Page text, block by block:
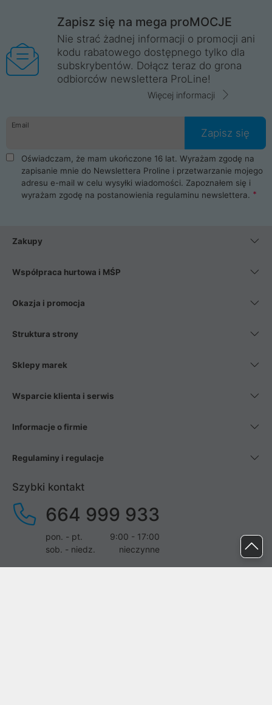
Zapisz się na mega proMOCJE
Nie strać żadnej informacji o promocji ani
kodu rabatowego dostępnego tylko dla
subskrybentów. Dołącz teraz do grona
odbiorców newslettera ProLine!
Więcej informacji
Email
Zapisz się
Oświadczam, że mam ukończone 16 lat. Wyrażam zgodę na
zapisanie mnie do Newslettera Proline i przetwarzanie mojego
adresu e-mail w celu wysyłki wiadomości. Zapoznałem się i
wyrażam zgodę na postanowienia regulaminu newslettera.
Zakupy
Współpraca hurtowa i MŚP
Okazja i promocja
Struktura strony
Sklepy marek
Wsparcie klienta i serwis
Informacje o firmie
Regulaminy i regulacje
Szybki kontakt
664 999 933
pon. - pt.
9:00 - 17:00
sob. - niedz.
nieczynne